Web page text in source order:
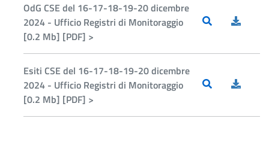
OdG CSE del 16-17-18-19-20 dicembre
2024 - Ufficio Registri di Monitoraggio
[0.2 Mb] [PDF] >
Esiti CSE del 16-17-18-19-20 dicembre
2024 - Ufficio Registri di Monitoraggio
[0.2 Mb] [PDF] >